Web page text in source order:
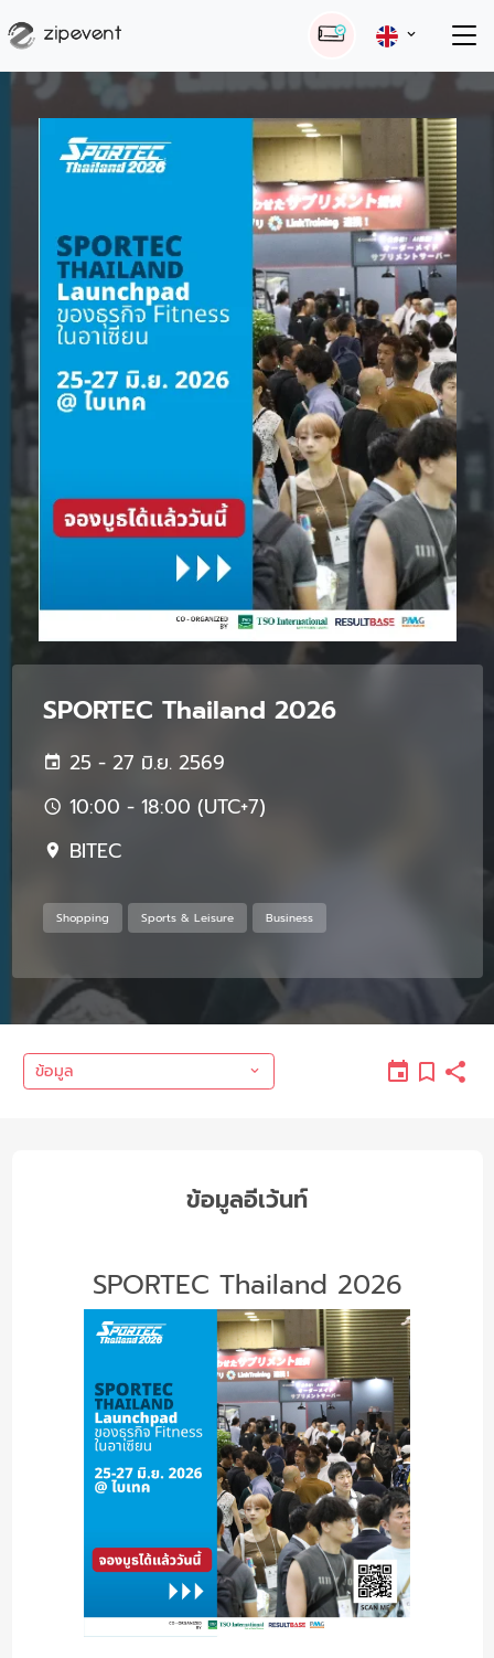
SPORTEC Thailand 2026
25 - 27 มิ.ย. 2569
10:00 - 18:00 (UTC+7)
BITEC
Shopping Sports & Leisure Business
ข้อมูล
ข้อมูลอีเว้นท์
SPORTEC Thailand 2026